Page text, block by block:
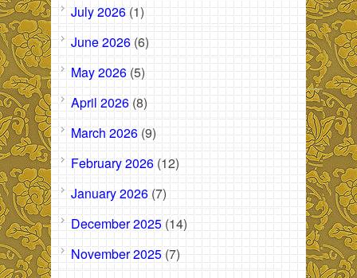
July 2026 (1)
June 2026 (6)
May 2026 (5)
April 2026 (8)
March 2026 (9)
February 2026 (12)
January 2026 (7)
December 2025 (14)
November 2025 (7)